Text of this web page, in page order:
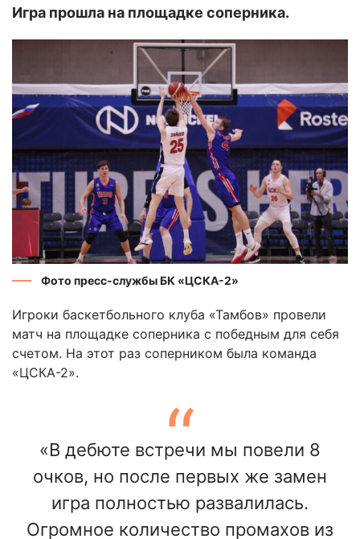
Игра прошла на площадке соперника.
Фото пресс-службы БК «ЦСКА-2»
Игроки баскетбольного клуба «Тамбов» провели
матч на площадке соперника с победным для себя
счетом. На этот раз соперником была команда
«ЦСКА-2».
«В дебюте встречи мы повели 8
очков, но после первых же замен
игра полностью развалилась.
Огромное количество промахов из